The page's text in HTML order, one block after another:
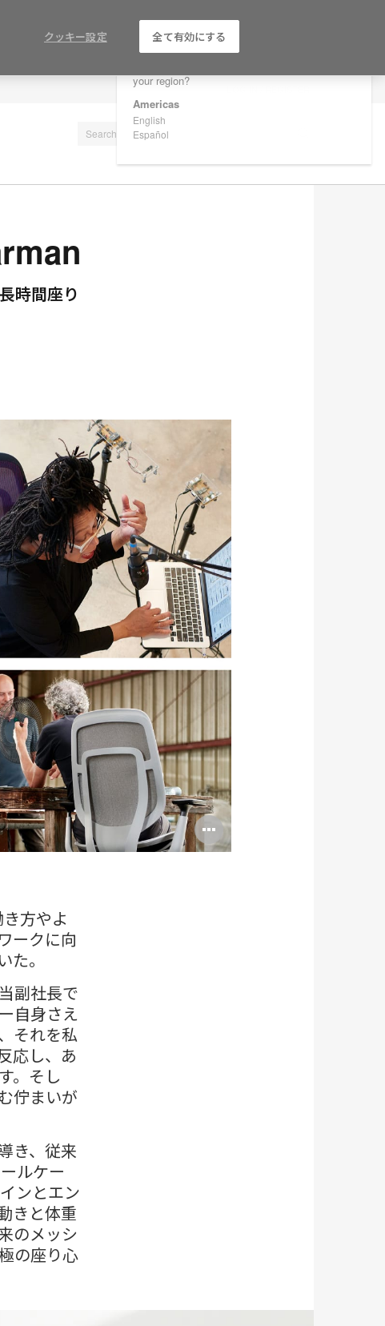
Are you in United States?
your region?
Americas
English
Español
時間座り
Open
image
方やよ
ークに向
。
副社長で
自身さえ
それを私
応し、あ
。そし
佇まいが
き、従来
ルケー
ンとエン
きと体重
のメッシ
の座り心
クッキー設定 全て有効にする